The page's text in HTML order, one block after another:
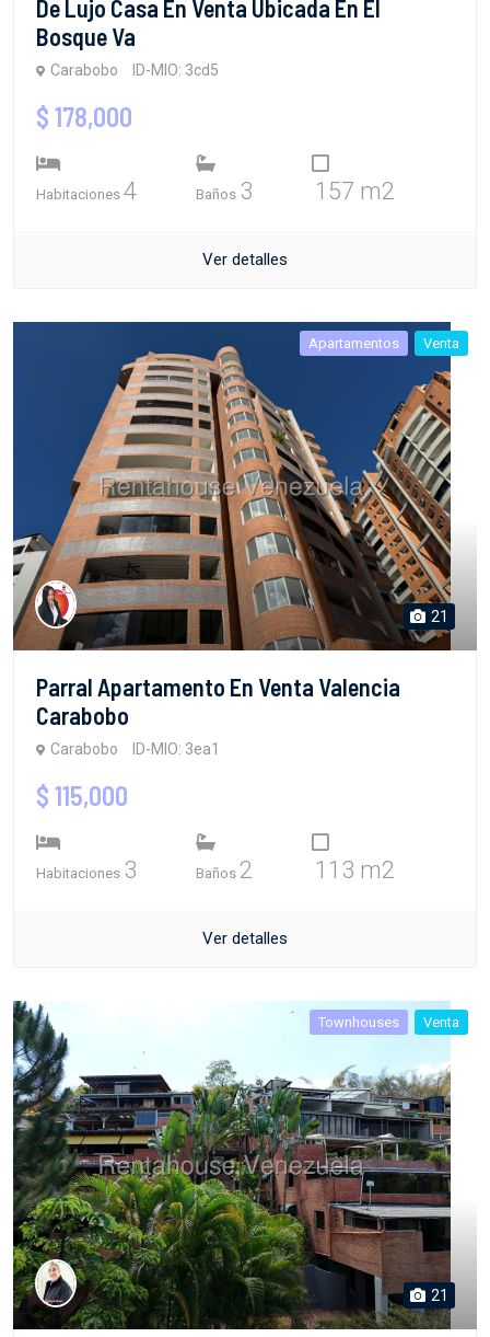
De Lujo Casa En Venta Ubicada En El
Bosque Va
Carabobo ID-MIO: 3cd5
$ 178,000
Habitaciones 4 Baños 3 157 m2
Ver detalles
Apartamentos Venta
21
Parral Apartamento En Venta Valencia
Carabobo
Carabobo ID-MIO: 3ea1
$ 115,000
Habitaciones 3 Baños 2 113 m2
Ver detalles
Townhouses Venta
21